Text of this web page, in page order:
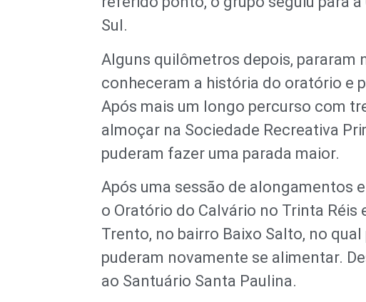
Sul.
Alguns quilômetros depois, pararam
conheceram a história do oratório e
Após mais um longo percurso com
almoçar na Sociedade Recreativa
puderam fazer uma parada maior.
Após uma sessão de alongamentos
o Oratório do Calvário no Trinta
Trento, no bairro Baixo Salto, no
puderam novamente se alimentar.
ao Santuário Santa Paulina.